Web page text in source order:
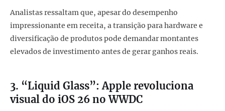
Analistas ressaltam que, apesar do desempenho
impressionante em receita, a transição para hardware e
diversificação de produtos pode demandar montantes
elevados de investimento antes de gerar ganhos reais.
3. “Liquid Glass”: Apple revoluciona
visual do iOS 26 no WWDC